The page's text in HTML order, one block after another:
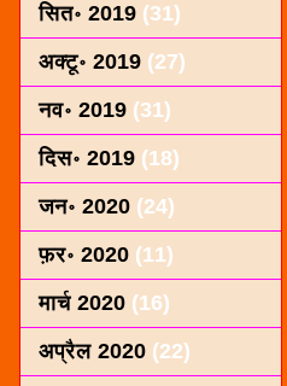
सित॰ 2019 (31)
अक्टू॰ 2019 (27)
नव॰ 2019 (31)
दिस॰ 2019 (18)
जन॰ 2020 (24)
फ़र॰ 2020 (11)
मार्च 2020 (16)
अप्रैल 2020 (22)